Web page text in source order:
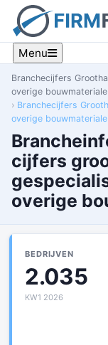
Menu
Branchecijfers
overige
Branchecijfers
overige
cijfers
overige
BEDRIJVEN
2.035
KW1 2026